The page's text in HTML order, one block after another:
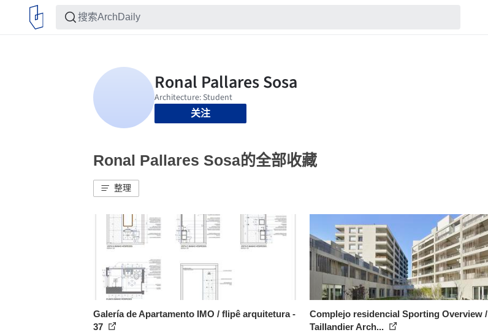
关注
Ronal Pallares Sosa的全部收藏
整理
Galería de Apartamento IMO / flipê arquitetura -
37
Complejo residencial Sporting Overview /
Taillandier Arch...